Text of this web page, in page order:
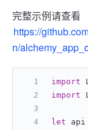
完整示例请查看
https://
n/
import
import
let api